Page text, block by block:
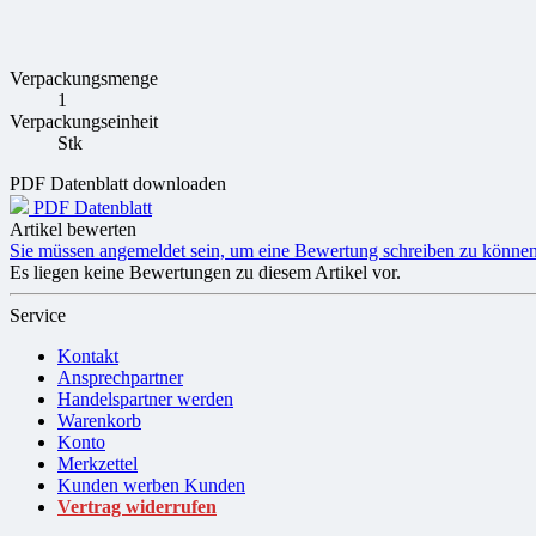
Verpackungsmenge
1
Verpackungseinheit
Stk
PDF Datenblatt downloaden
PDF Datenblatt
Artikel bewerten
Sie müssen angemeldet sein, um eine Bewertung schreiben zu
Es liegen keine Bewertungen zu diesem Artikel vor.
Service
Kontakt
Ansprechpartner
Handelspartner werden
Warenkorb
Konto
Merkzettel
Kunden werben Kunden
Vertrag widerrufen